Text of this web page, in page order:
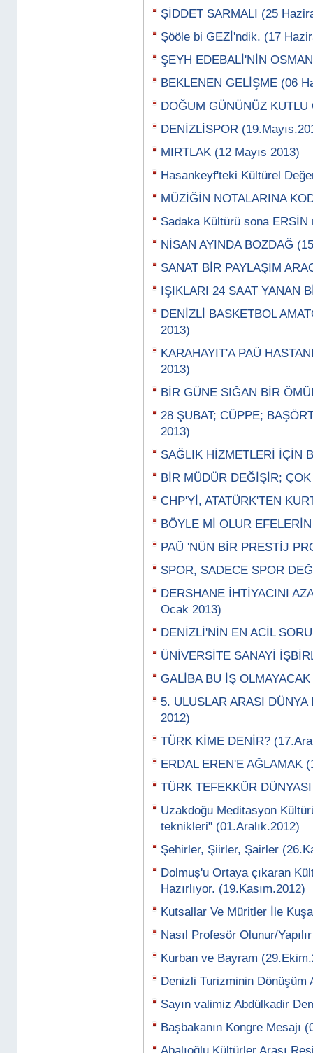
ŞİDDET SARMALI (25
Şööle bi GEZİ'ndik. (17
ŞEYH EDEBALİ'NİN
BEKLENEN GELİŞME (06
DOĞUM GÜNÜNÜZ KUTLU
DENİZLİSPOR
MIRTLAK (12 Mayıs 2013)
Hasankeyf'teki Kültürel
MÜZİĞİN NOTALARINA
Sadaka Kültürü sona
NİSAN AYINDA BOZDAĞ
SANAT BİR PAYLAŞIM
IŞIKLARI 24 SAAT YANAN
DENİZLİ BASKETBOL
2013)
KARAHAYIT'A PAÜ
2013)
BİR GÜNE SIĞAN BİR
28 ŞUBAT; CÜPPE;
2013)
SAĞLIK HİZMETLERİ İÇİN
BİR MÜDÜR DEĞİŞİR;
CHP'Yİ, ATATÜRK'TEN
BÖYLE Mİ OLUR
PAÜ 'NÜN BİR PRESTİJ
SPOR, SADECE SPOR
DERSHANE İHTİYACINI
Ocak 2013)
DENİZLİ'NİN EN ACİL
ÜNİVERSİTE SANAYİ
GALİBA BU İŞ OLMAYACAK
5. ULUSLAR ARASI
2012)
TÜRK KİME DENİR?
ERDAL EREN'E AĞLAMAK
TÜRK TEFEKKÜR
Uzakdoğu Meditasyon
teknikleri" (01.Aralık.2012)
Şehirler, Şiirler, Şairler
Dolmuş'u Ortaya çıkaran
Hazırlıyor. (19.Kasım.2012)
Kutsallar Ve Müritler İle
Nasıl Profesör Olunur/
Kurban ve Bayram
Denizli Turizminin Dönüşüm
Sayın valimiz Abdülkadir
Başbakanın Kongre Mesajı